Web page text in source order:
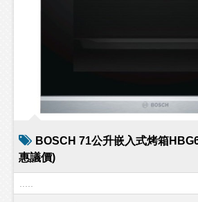
BOSCH 71公升嵌入式烤箱
惠議價)